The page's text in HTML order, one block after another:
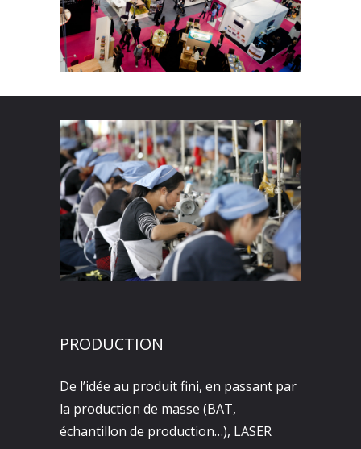
PRODUCTION
De l’idée au produit fini, en passant par
la production de masse (BAT,
échantillon de production…), LASER